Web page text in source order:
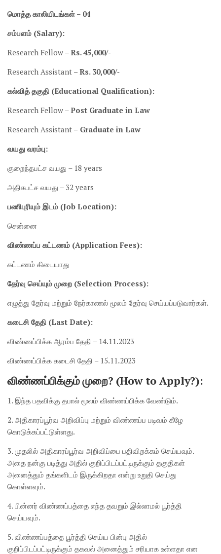
மொத்த காலியிடங்கள் – 04
சம்பளம் (Salary):
Research Fellow –Rs. 45,000/-
Research Assistant –Rs. 30,000/-
கல்வித் தகுதி (Educational Qualification):
Research Fellow –Post Graduate in Law
Research Assistant – Graduate in Law
வயது வரம்பு:
குறைந்தபட்ச வயது – 18 years
அதிகபட்ச வயது – 32 years
பணிபுரியும் இடம் (Job Location):
சென்னை
விண்ணப்ப கட்டணம் (Application Fees):
கட்டணம் கிடையாது
தேர்வு செய்யும் முறை (Selection Process):
எழுத்து தேர்வு மற்றும் நேர்காணல் மூலம் தேர்வு செய்யப்படுவார்கள்.
கடைசி தேதி (Last Date):
விண்ணப்பிக்க ஆரம்ப தேதி – 14.11.2023
விண்ணப்பிக்க கடைசி தேதி – 15.11.2023
விண்ணப்பிக்கும் முறை? (How to Apply?):
1. இந்த பதவிக்கு தபால் மூலம் விண்ணப்பிக்க வேண்டும்.
2. அதிகாரப்பூர்வ அறிவிப்பு மற்றும் விண்ணப்ப படிவம் கீழே
கொடுக்கப்பட்டுள்ளது.
3. முதலில் அதிகாரப்பூர்வ அறிவிப்பை பதிவிறக்கம் செய்யவும்.
அதை நன்கு படித்து அதில் குறிப்பிடப்பட்டிருக்கும் தகுதிகள்
அனைத்தும் தங்களிடம் இருக்கிறதா என்று உறுதி செய்து
கொள்ளவும்.
4. பின்னர் விண்ணப்பத்தை எந்த தவறும் இல்லாமல் பூர்த்தி
செய்யவும்.
5. விண்ணப்பத்தை பூர்த்தி செய்ய பின்பு அதில்
குறிப்பிடப்பட்டிருக்கும் தகவல் அனைத்தும் சரியாக உள்ளதா என